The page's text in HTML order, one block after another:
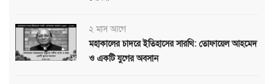
২ মাস আগে
মহাকালের চাদরে ইতিহাসের সারথি: তোফায়েল আহমেদ
ও একটি যুগের অবসান